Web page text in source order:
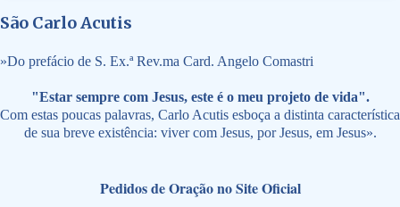
São Carlo Acutis
»Do prefácio de S. Ex.ª Rev.ma Card. Angelo Comastri
"Estar sempre com Jesus, este é o meu projeto de vida".
Com estas poucas palavras, Carlo Acutis esboça a distinta característica
de sua breve existência: viver com Jesus, por Jesus, em Jesus».
Pedidos de Oração no Site Oficial